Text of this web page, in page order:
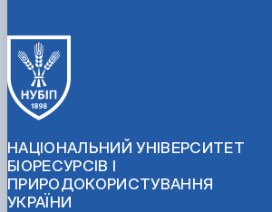
НАЦІОНАЛЬНИЙ УНІВЕРСИТЕТ
БІОРЕСУРСІВ І
ПРИРОДОКОРИСТУВАННЯ
УКРАЇНИ